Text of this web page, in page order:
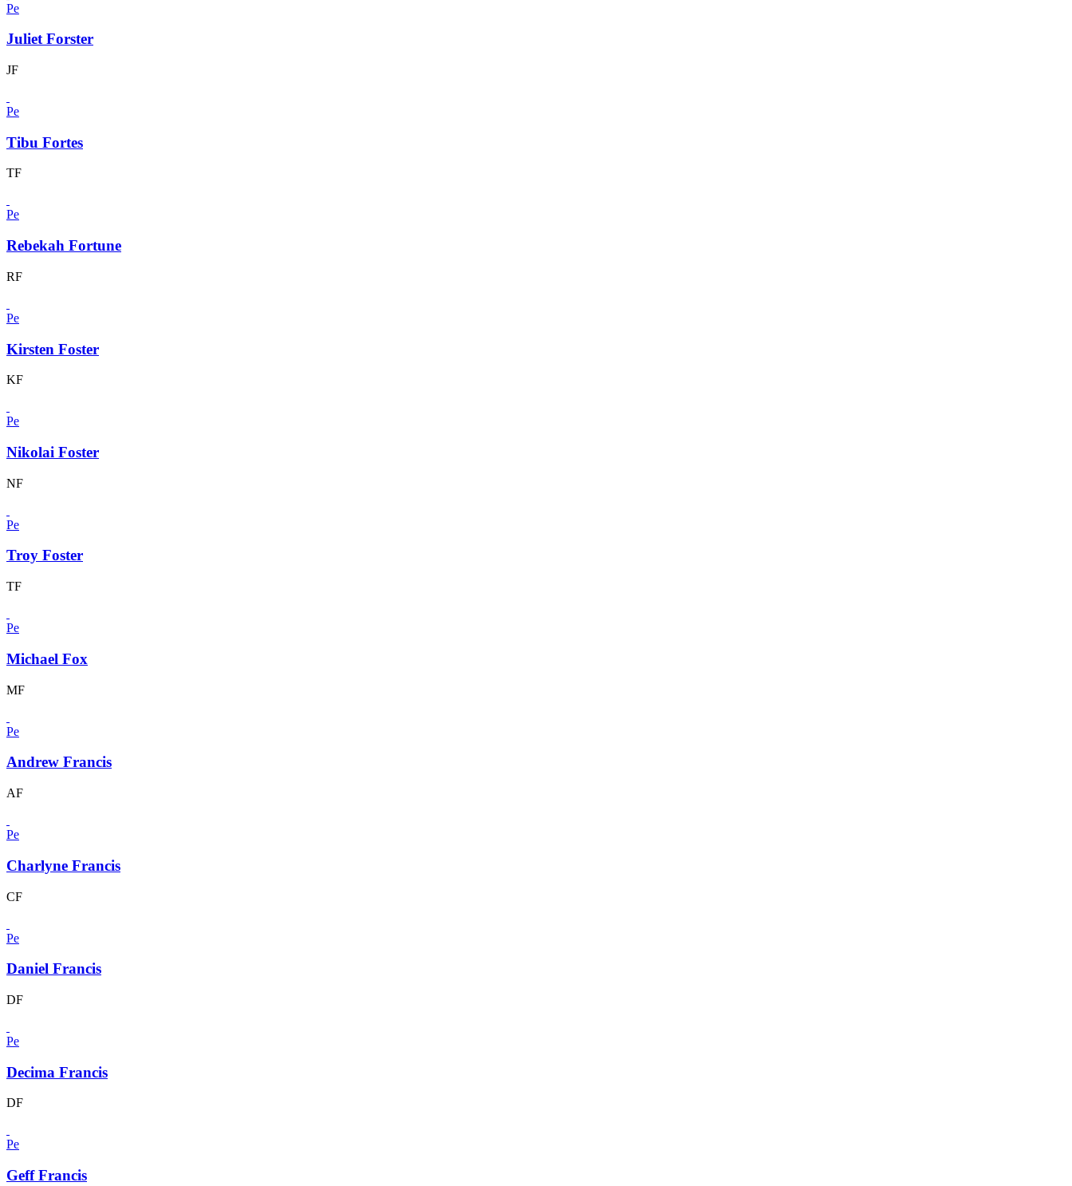
Pe
Juliet Forster
JF
Pe
Tibu Fortes
TF
Pe
Rebekah Fortune
RF
Pe
Kirsten Foster
KF
Pe
Nikolai Foster
NF
Pe
Troy Foster
TF
Pe
Michael Fox
MF
Pe
Andrew Francis
AF
Pe
Charlyne Francis
CF
Pe
Daniel Francis
DF
Pe
Decima Francis
DF
Pe
Geff Francis